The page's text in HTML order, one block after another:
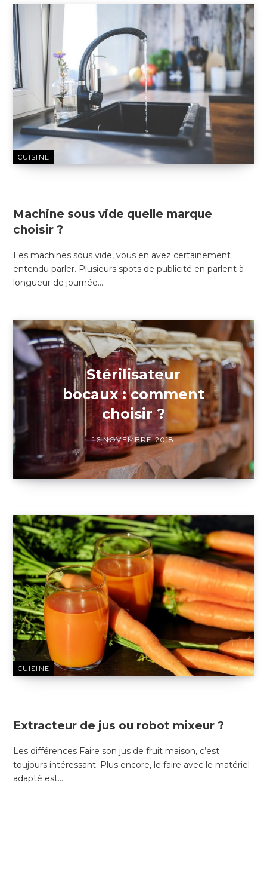
CUISINE
Machine sous vide quelle marque
choisir ?
Les machines sous vide, vous en avez certainement
entendu parler. Plusieurs spots de publicité en parlent à
longueur de journée.…
Stérilisateur
bocaux : comment
choisir ?
16 NOVEMBRE 2018
CUISINE
Extracteur de jus ou robot mixeur ?
Les différences Faire son jus de fruit maison, c’est
toujours intéressant. Plus encore, le faire avec le matériel
adapté est…